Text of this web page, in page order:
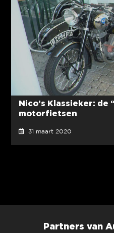
Nico’s Klassieker:
motorfietsen
31 maart 2020
Partners van